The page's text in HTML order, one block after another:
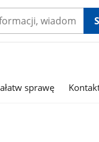
sprawę